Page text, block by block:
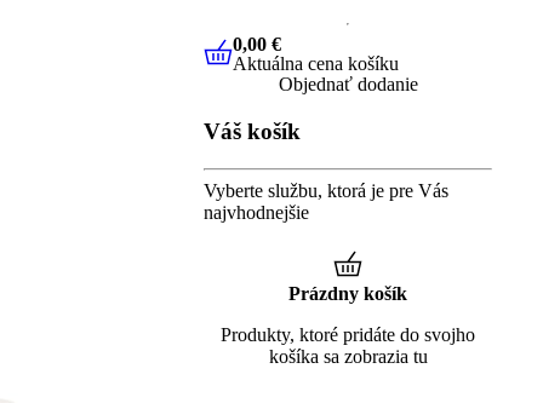
0,00 €Aktuálna cena košíku
0,00 €
Aktuálna cena košíku
Objednať dodanie
Váš košík
Vyberte službu, ktorá je pre Vás
najvhodnejšie
Prázdny košík
Produkty, ktoré pridáte do svojho
košíka sa zobrazia tu